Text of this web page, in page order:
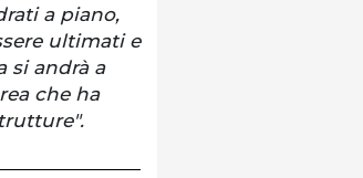
a piano,
ultimati e
si andrà a
che ha